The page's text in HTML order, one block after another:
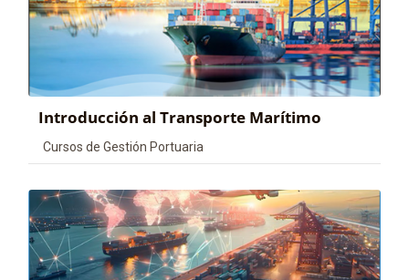
Introducción al Transporte Marítimo
Categoría de cursos
Cursos de Gestión Portuaria